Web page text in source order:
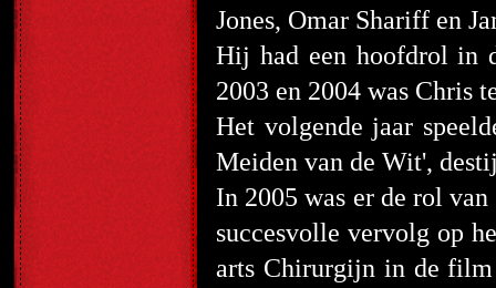
Jones, Omar Shariff en
Hij had een hoofdrol in
2003 en 2004 was Chris
Het volgende jaar
Meiden van de Wit',
In 2005 was er de rol
succesvolle vervolg op
arts Chirurgijn in de film